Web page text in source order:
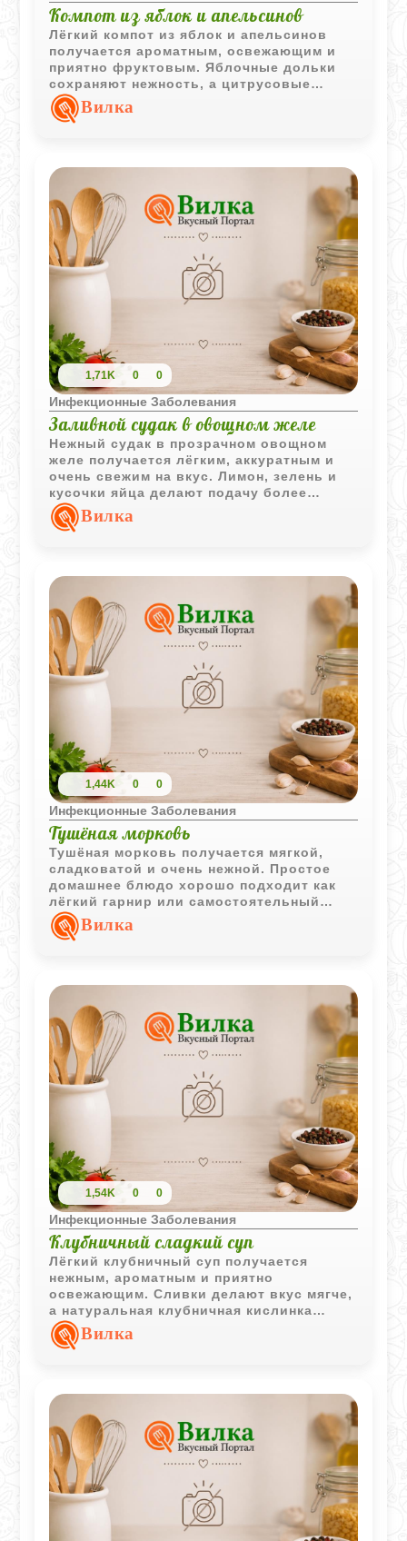
Компот из яблок и апельсинов
Лёгкий компот из яблок и апельсинов
получается ароматным, освежающим и
приятно фруктовым. Яблочные дольки
сохраняют нежность, а цитрусовые
добавляют напитку яркий вкус и лёгкую
кислинку.
Вилка
1,71K 0 0
Инфекционные Заболевания
Заливной судак в овощном желе
Нежный судак в прозрачном овощном
желе получается лёгким, аккуратным и
очень свежим на вкус. Лимон, зелень и
кусочки яйца делают подачу более
выразительной, сохраняя классический
характер блюда.
Вилка
1,44K 0 0
Инфекционные Заболевания
Тушёная морковь
Тушёная морковь получается мягкой,
сладковатой и очень нежной. Простое
домашнее блюдо хорошо подходит как
лёгкий гарнир или самостоятельный
овощной вариант.
Вилка
1,54K 0 0
Инфекционные Заболевания
Клубничный сладкий суп
Лёгкий клубничный суп получается
нежным, ароматным и приятно
освежающим. Сливки делают вкус мягче,
а натуральная клубничная кислинка
отлично сочетается с лёгкой сладостью.
Вилка